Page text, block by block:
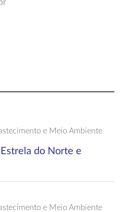
e Meio Ambiente
do Norte e
e Meio Ambiente